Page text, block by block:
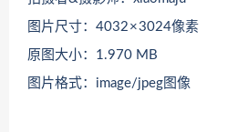
图片尺寸：4032 × 3024像素
原图大小：1.970 MB
图片格式：image/jpeg图像